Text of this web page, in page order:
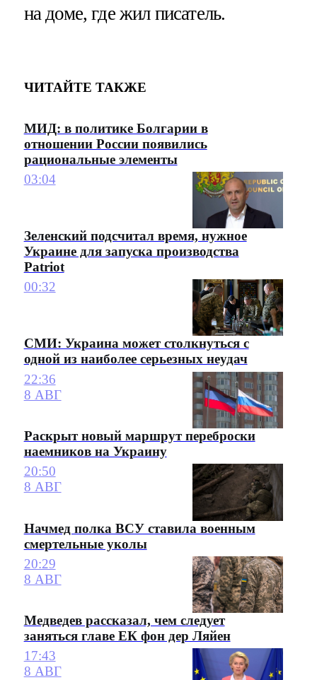
на доме, где жил писатель.
ЧИТАЙТЕ ТАКЖЕ
МИД: в политике Болгарии в
отношении России появились
рациональные элементы
03:04
Зеленский подсчитал время, нужное
Украине для запуска производства
Patriot
00:32
СМИ: Украина может столкнуться с
одной из наиболее серьезных неудач
22:36
8 АВГ
Раскрыт новый маршрут переброски
наемников на Украину
20:50
8 АВГ
Начмед полка ВСУ ставила военным
смертельные уколы
20:29
8 АВГ
Медведев рассказал, чем следует
заняться главе ЕК фон дер Ляйен
17:43
8 АВГ